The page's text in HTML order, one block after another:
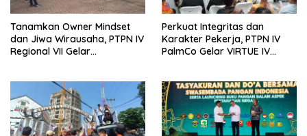
Tanamkan Owner Mindset
dan Jiwa Wirausaha, PTPN IV
Regional VII Gelar
Bersama untuk Akselerasi
Kinerja
Perkuat Integritas dan
Karakter Pekerja, PTPN IV
PalmCo Gelar VIRTUE IV